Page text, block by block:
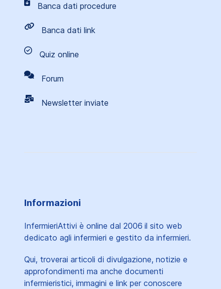
Banca dati procedure
Banca dati link
Quiz online
Forum
Newsletter inviate
Informazioni
InfermieriAttivi è online dal 2006 il sito web
dedicato agli infermieri e gestito da infermieri.
Qui, troverai articoli di divulgazione, notizie e
approfondimenti ma anche documenti
infermieristici, immagini e link per conoscere